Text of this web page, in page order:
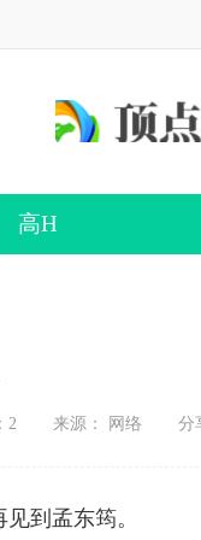
高H
2 来源： 网络 分
到孟东筠。